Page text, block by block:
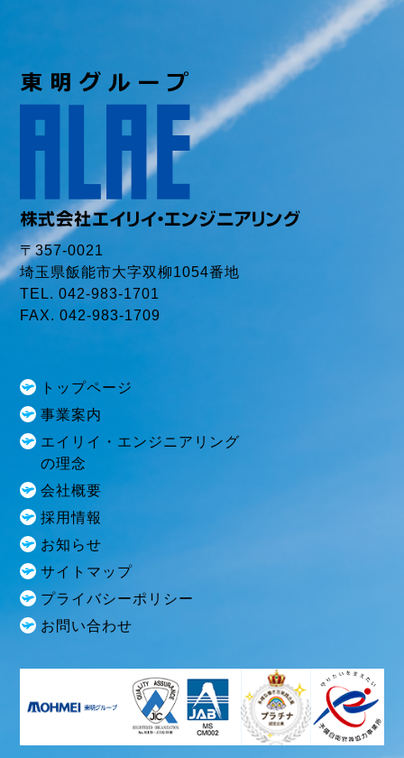
〒357-0021
埼玉県飯能市大字双柳1054番地
TEL. 042-983-1701
FAX. 042-983-1709
トップページ
事業案内
エイリイ・エンジニアリング
の理念
会社概要
採用情報
お知らせ
サイトマップ
プライバシーポリシー
お問い合わせ